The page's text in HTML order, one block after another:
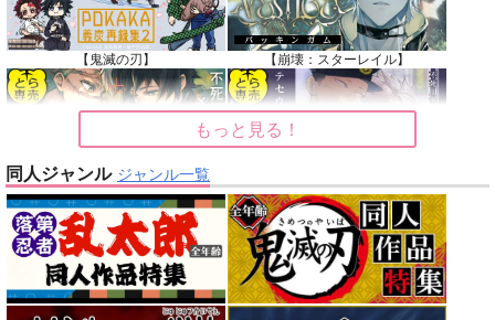
【鬼滅の刃】 【崩壊：スターレイル】
【鬼滅の刃】 【鬼滅の刃】
【Dr.STONE】 【呪術廻戦】
もっと見る！
同人ジャンル ジャンル一覧